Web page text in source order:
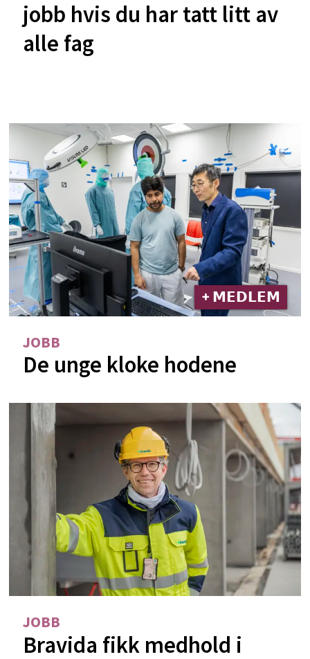
jobb hvis du har tatt litt av
alle fag
+ 𝗠𝗘𝗗𝗟𝗘𝗠
JOBB
De unge kloke hodene
JOBB
Bravida fikk medhold i